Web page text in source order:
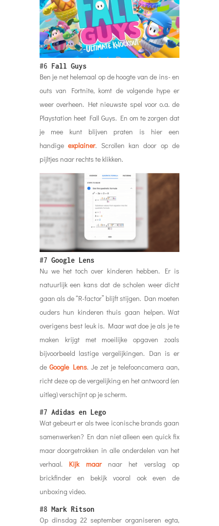
#6 Fall Guys
Ben je net helemaal op de hoogte van de ins- en
outs van Fortnite, komt de volgende hype er
weer overheen. Het nieuwste spel voor o.a. de
Playstation heet Fall Guys. En om te zorgen dat
je mee kunt blijven praten is hier een
handigeexplainer. Scrollen kan door op de
pijltjes naar rechts te klikken.
#7 Google Lens
Nu we het toch over kinderen hebben. Er is
natuurlijk een kans dat de scholen weer dicht
gaan als de “R-factor” blijft stijgen. Dan moeten
ouders hun kinderen thuis gaan helpen. Wat
overigens best leuk is. Maar wat doe je als je te
maken krijgt met moeilijke opgaven zoals
bijvoorbeeld lastige vergelijkingen. Dan is er
de Google Lens. Je zet je telefooncamera aan,
richt deze op de vergelijking en het antwoord (en
uitleg) verschijnt op je scherm.
#7 Adidas en Lego
Wat gebeurt er als twee iconische brands gaan
samenwerken? En dan niet alleen een quick fix
maar doorgetrokken in alle onderdelen van het
verhaal. Kijk maarnaar het verslag op
brickfinder en bekijk vooral ook even de
unboxing video.
#8 Mark Ritson
Op dinsdag 22 september organiseren egta,